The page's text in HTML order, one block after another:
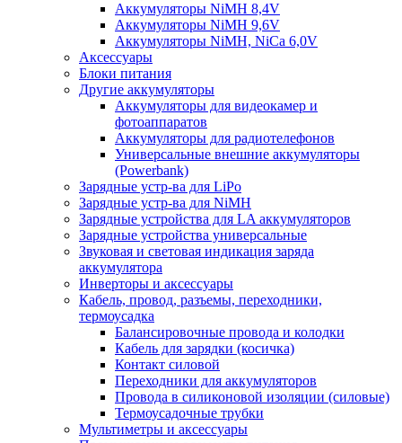
Аккумуляторы NiMH 8,4V
Аккумуляторы NiMH 9,6V
Аккумуляторы NiMH, NiCa 6,0V
Аксессуары
Блоки питания
Другие аккумуляторы
Аккумуляторы для видеокамер и
фотоаппаратов
Аккумуляторы для радиотелефонов
Универсальные внешние аккумуляторы
(Powerbank)
Зарядные устр-ва для LiPo
Зарядные устр-ва для NiMH
Зарядные устройства для LA аккумуляторов
Зарядные устройства универсальные
Звуковая и световая индикация заряда
аккумулятора
Инверторы и аксессуары
Кабель, провод, разъемы, переходники,
термоусадка
Балансировочные провода и колодки
Кабель для зарядки (косичка)
Контакт силовой
Переходники для аккумуляторов
Провода в силиконовой изоляции (силовые)
Термоусадочные трубки
Мультиметры и аксессуары